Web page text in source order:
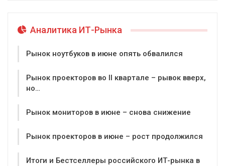
Аналитика ИТ-Рынка
Рынок ноутбуков в июне опять обвалился
Рынок проекторов во II квартале – рывок вверх,
но…
Рынок мониторов в июне – снова снижение
Рынок проекторов в июне – рост продолжился
Итоги и Бестселлеры российского ИТ-рынка в